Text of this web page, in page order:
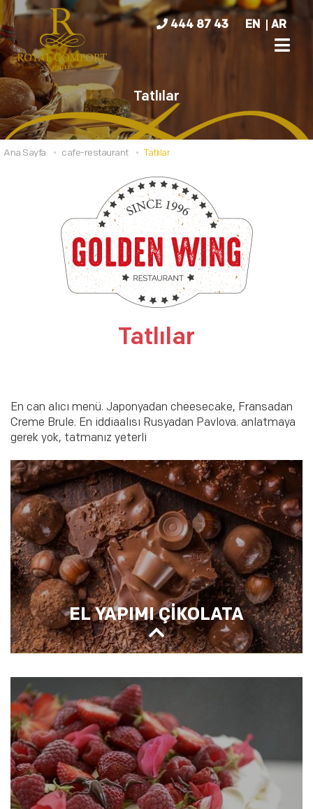
444 87 43 EN AR
Tatlılar
Ana Sayfa cafe-restaurant Tatlılar
Tatlılar
En can alıcı menü. Japonyadan cheesecake, Fransadan
Creme Brule. En iddiaalısı Rusyadan Pavlova. anlatmaya
gerek yok, tatmanız yeterli
EL YAPIMI ÇİKOLATA